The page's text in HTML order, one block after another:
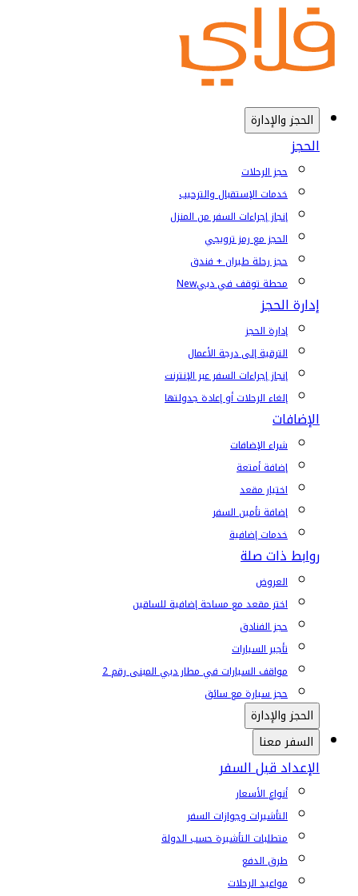
الحجز والإدارة
الحجز
حجز الرحلات
خدمات الإستقبال والترحيب
إنجاز إجراءات السفر من المنزل
الحجز مع رمز ترويجي
حجز رحلة طيران + فندق
محطة توقف في دبيNew
إدارة الحجز
إدارة الحجز
الترقية إلى درجة الأعمال
إنجاز إجراءات السفر عبر الإنترنت
إلغاء الرحلات أو إعادة جدولتها
الإضافات
شراء الإضافات
إضافة أمتعة
اختيار مقعد
إضافة تأمين السفر
خدمات إضافية
روابط ذات صلة
العروض
اختر مقعد مع مساحة إضافية للساقين
حجز الفنادق
تأجير السيارات
مواقف السيارات في مطار دبي المبنى رقم 2
حجز سيارة مع سائق
الحجز والإدارة
السفر معنا
الإعداد قبل السفر
أنواع الأسعار
التأشيرات وجوازات السفر
متطلبات التأشيرة حسب الدولة
طرق الدفع
مواعيد الرحلات